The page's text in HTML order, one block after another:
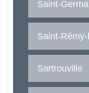
Saint-
Saint-
Sartrouville